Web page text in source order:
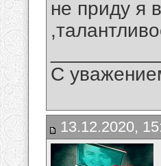
не приду я
С
13.12.2020,